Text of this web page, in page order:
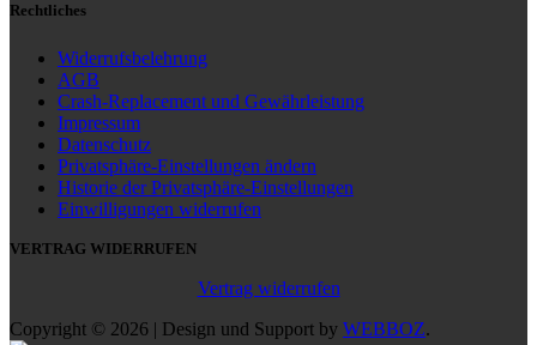
Rechtliches
Widerrufsbelehrung
AGB
Crash-Replacement und Gewährleistung
Impressum
Datenschutz
Privatsphäre-Einstellungen ändern
Historie der Privatsphäre-Einstellungen
Einwilligungen widerrufen
VERTRAG WIDERRUFEN
Vertrag widerrufen
Copyright © 2026 | Design und Support by WEBBOZ.